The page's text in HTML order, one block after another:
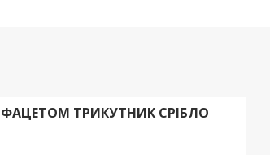
ТРИКУТНИК СРІБЛО